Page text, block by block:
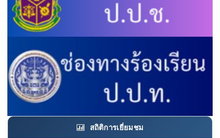
สถิติการเยี่ยมชม